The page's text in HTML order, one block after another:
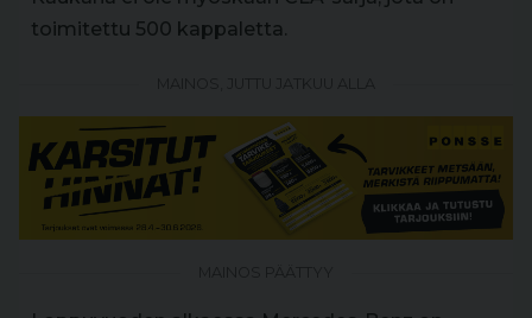
toimitettu 500 kappaletta.